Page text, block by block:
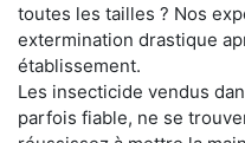
toutes les tailles ? Nos
extermination drastique
établissement.
Les insecticide vendus
parfois fiable, ne se